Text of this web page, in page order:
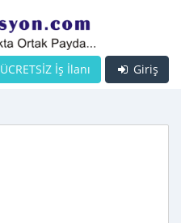
Giriş
ÜCRETSİZ İş İlanı